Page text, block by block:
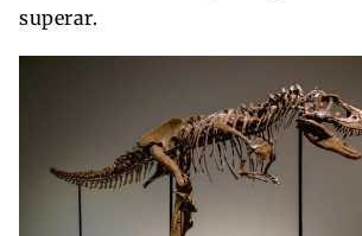
superar.